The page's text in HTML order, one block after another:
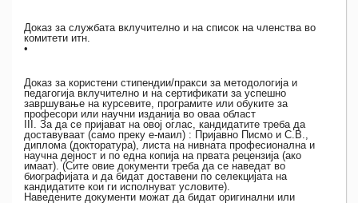
Доказ за службата вклучително и на список на членства во
комитети итн.
•
Доказ за користени стипендии/пракси за методологија и
педагогија вклучително и на сертификати за успешно
завршување на курсевите, програмите или обуките за
професори или научни изданија во оваа област
III. За да се пријават на овој оглас, кандидатите треба да
доставуваат (само преку е-маил) : Пријавно Писмо и С.В.,
диплома (докторатура), листа на нивната професионална и
научна дејност и по една копија на првата рецензија (ако
имаат). (Сите овие документи треба да се наведат во
биографијата и да бидат доставени по селекцијата на
кандидатите кои ги исполнуват условите).
Наведените документи можат да бидат оригинални или